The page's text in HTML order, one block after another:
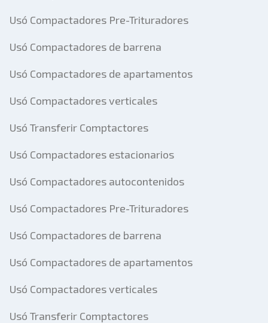
Usó Compactadores Pre-Trituradores
Usó Compactadores de barrena
Usó Compactadores de apartamentos
Usó Compactadores verticales
Usó Transferir Comptactores
Usó Compactadores estacionarios
Usó Compactadores autocontenidos
Usó Compactadores Pre-Trituradores
Usó Compactadores de barrena
Usó Compactadores de apartamentos
Usó Compactadores verticales
Usó Transferir Comptactores